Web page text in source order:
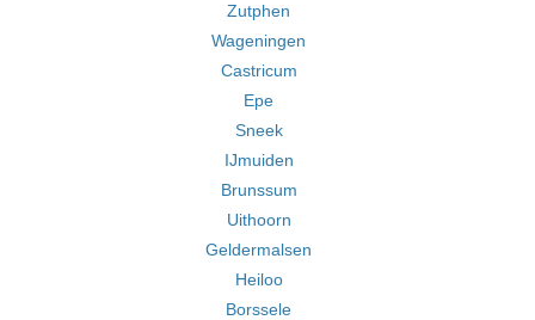
Zutphen
Wageningen
Castricum
Epe
Sneek
IJmuiden
Brunssum
Uithoorn
Geldermalsen
Heiloo
Borssele